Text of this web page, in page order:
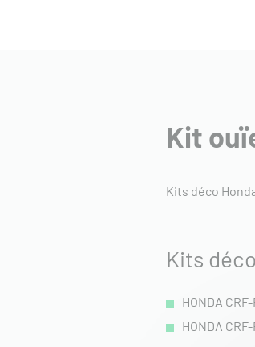
Kit
Kits déco
Kits
HONDA
HONDA